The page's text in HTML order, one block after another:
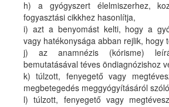
h) a gyógyszert élelmiszerhez,
fogyasztási cikkhez hasonlítja,
i) azt a benyomást kelti, hogy a
vagy hatékonysága abban rejlik, hogy
j) az anamnézis (kórisme)
bemutatásával téves öndiagnózishoz
k) túlzott, fenyegető vagy
megbetegedés meggyógyításáról
l) túlzott, fenyegető vagy